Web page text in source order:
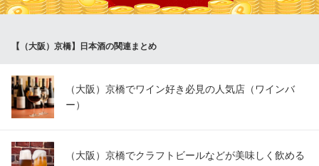
京阪本線京橋駅 徒歩2分
【（大阪）京橋】日本酒の関連まとめ
（大阪）京橋でワイン好き必見の人気店（ワインバ
ー）
（大阪）京橋でクラフトビールなどが美味しく飲める